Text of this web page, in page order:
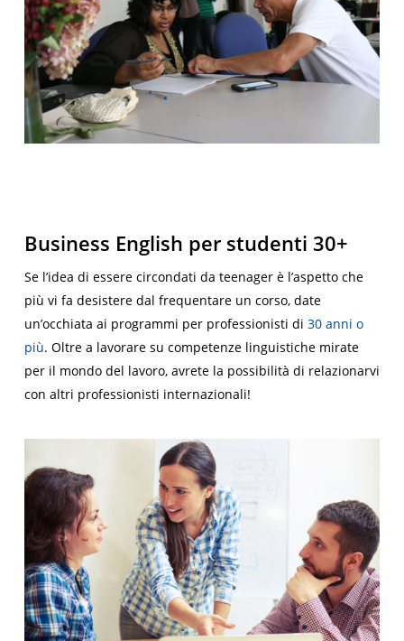
Business English per studenti 30+
Se l’idea di essere circondati da teenager è l’aspetto che
più vi fa desistere dal frequentare un corso, date
un’occhiata ai programmi per professionisti di 30 anni o
più. Oltre a lavorare su competenze linguistiche mirate
per il mondo del lavoro, avrete la possibilità di relazionarvi
con altri professionisti internazionali!